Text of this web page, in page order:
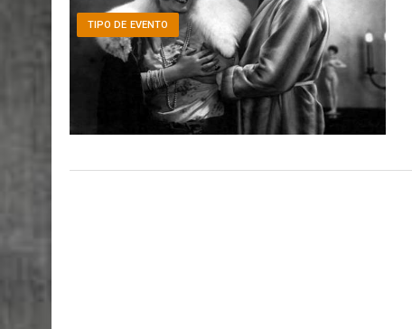
TIPO DE EVENTO